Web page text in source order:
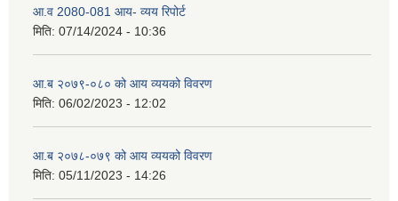
आ.व 2080-081 आय- व्यय रिपोर्ट
मिति: 07/14/2024 - 10:36
आ.ब २०७९-०८० को आय व्ययको विवरण
मिति: 06/02/2023 - 12:02
आ.ब २०७८-०७९ को आय व्ययको विवरण
मिति: 05/11/2023 - 14:26